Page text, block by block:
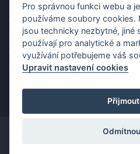
Kup špekáčky od Váhaly a vyhraj s
29.07
Prokop pro Vás vybírá na
29.07
Copyright ©2026 Jednota,
Pro správnou funkci webu a
používáme soubory
jsou technicky nezbytné, jiné
používají pro analytické a
využívání potřebujeme váš
Upravit nastavení cookies